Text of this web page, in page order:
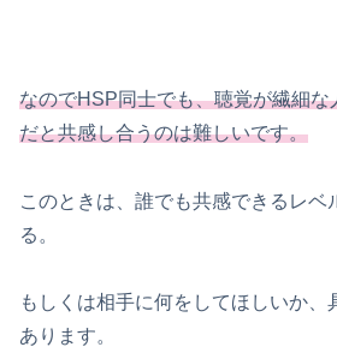
なのでHSP同士でも、聴覚が繊細な
だと共感し合うのは難しいです。
このときは、誰でも共感できるレベ
る。
もしくは相手に何をしてほしいか、
あります。